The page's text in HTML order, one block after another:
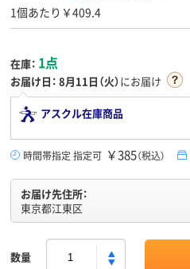
1個あたり￥409.4
在庫： 1点
お届け日： 8月11日（火）にお届け
アスクル在庫商品
時間帯指定 指定可 ￥385（税込）
お届け先住所：
東京都江東区
数量